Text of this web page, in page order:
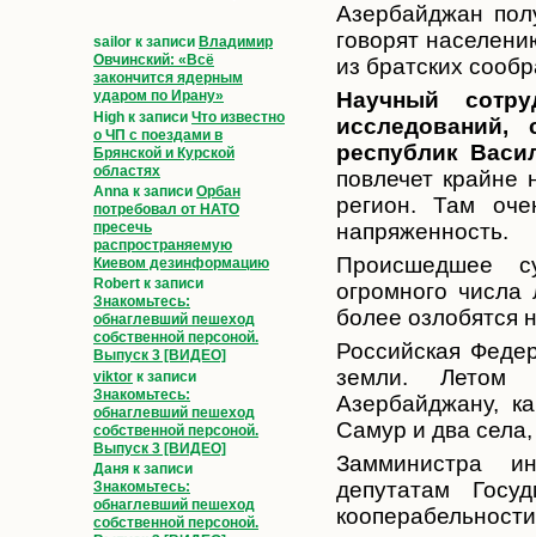
sailor к записи Владимир
Овчинский: «Всё
закончится ядерным
ударом по Ирану»
High к записи Что известно
о ЧП с поездами в
Брянской и Курской
областях
Anna к записи Орбан
потребовал от НАТО
пресечь
распространяемую
Киевом дезинформацию
Robert к записи
Знакомьтесь:
обнаглевший пешеход
собственной персоной.
Выпуск 3 [ВИДЕО]
viktor к записи
Знакомьтесь:
обнаглевший пешеход
собственной персоной.
Выпуск 3 [ВИДЕО]
Даня к записи
Знакомьтесь:
обнаглевший пешеход
собственной персоной.
Азербайджан
говорят
из братских
Научный
исследований,
республик
повлечет крайне
регион. Там
напряженность.
Происшедшее
огромного
более озлобятся
Российская
земли. Летом
Азербайджану,
Самур и два
Замминистра
депутатам